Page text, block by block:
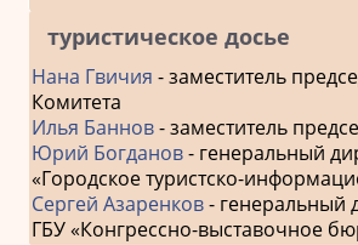
туристическое досье
Нана Гвичия - заместитель
Комитета
Илья Баннов- заместитель
Юрий Богданов- генеральный
«Городское туристско-
Сергей Азаренков- генеральный
ГБУ «Конгрессно-выставочное